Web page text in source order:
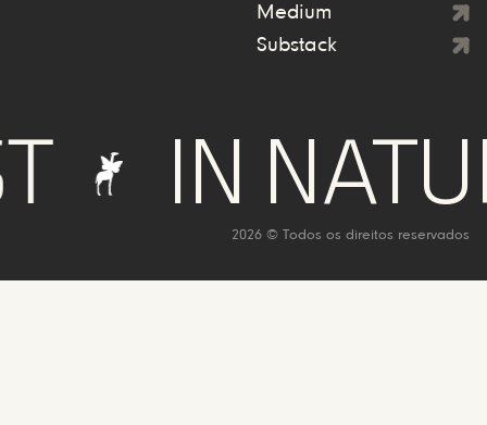
Medium
Substack
IN NATURE
2026 © Todos os direitos reservados